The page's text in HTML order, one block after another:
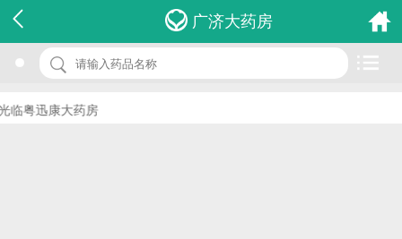
广济大药房
粤迅康大药房
名 称：藿胆片
品 牌：(紫鑫)